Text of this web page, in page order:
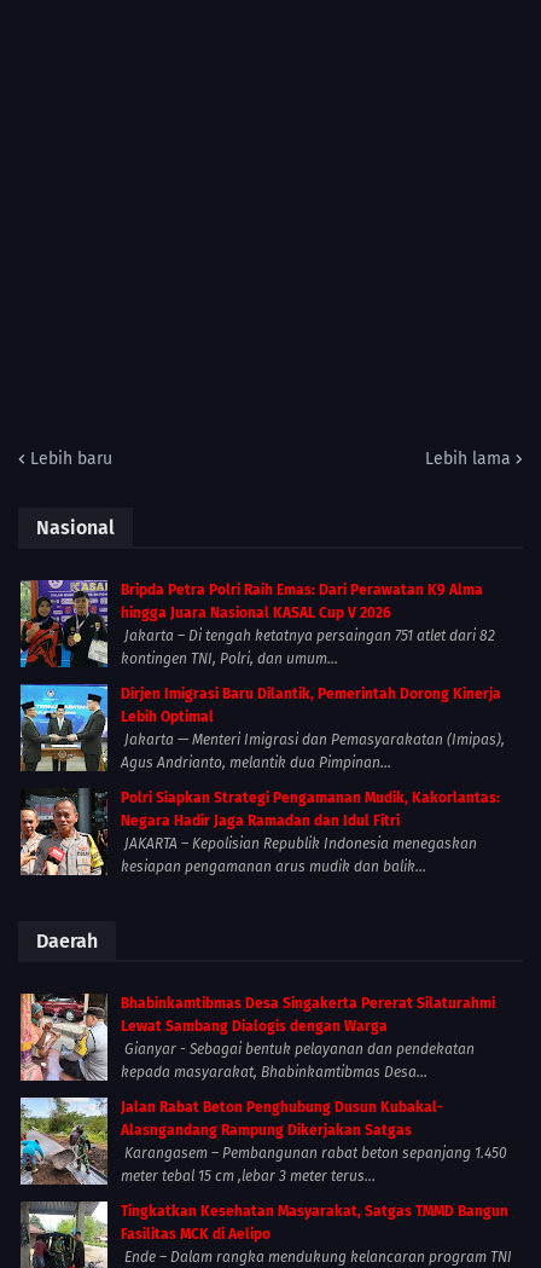
Lebih baru Lebih lama
Nasional
Bripda Petra Polri Raih Emas: Dari Perawatan K9 Alma
hingga Juara Nasional KASAL Cup V 2026
Jakarta – Di tengah ketatnya persaingan 751 atlet dari 82
kontingen TNI, Polri, dan umum...
Dirjen Imigrasi Baru Dilantik, Pemerintah Dorong Kinerja
Lebih Optimal
Jakarta — Menteri Imigrasi dan Pemasyarakatan (Imipas),
Agus Andrianto, melantik dua Pimpinan...
Polri Siapkan Strategi Pengamanan Mudik, Kakorlantas:
Negara Hadir Jaga Ramadan dan Idul Fitri
JAKARTA – Kepolisian Republik Indonesia menegaskan
kesiapan pengamanan arus mudik dan balik...
Daerah
Bhabinkamtibmas Desa Singakerta Pererat Silaturahmi
Lewat Sambang Dialogis dengan Warga
Gianyar - Sebagai bentuk pelayanan dan pendekatan
kepada masyarakat, Bhabinkamtibmas Desa...
Jalan Rabat Beton Penghubung Dusun Kubakal-
Alasngandang Rampung Dikerjakan Satgas
Karangasem – Pembangunan rabat beton sepanjang 1.450
meter tebal 15 cm ,lebar 3 meter terus...
Tingkatkan Kesehatan Masyarakat, Satgas TMMD Bangun
Fasilitas MCK di Aelipo
Ende – Dalam rangka mendukung kelancaran program TNI